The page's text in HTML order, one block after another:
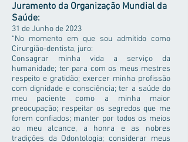
Juramento da Organização Mundial da
Saúde:
31 de Junho de 2023
“No momento em que sou admitido como
Cirurgião-dentista, juro:
Consagrar minha vida a serviço da
humanidade; ter para com os meus mestres
respeito e gratidão; exercer minha profissão
com dignidade e consciência; ter a saúde do
meu paciente como a minha maior
preocupação; respeitar os segredos que me
forem confiados; manter por todos os meios
ao meu alcance, a honra e as nobres
tradições da Odontologia; considerar meus